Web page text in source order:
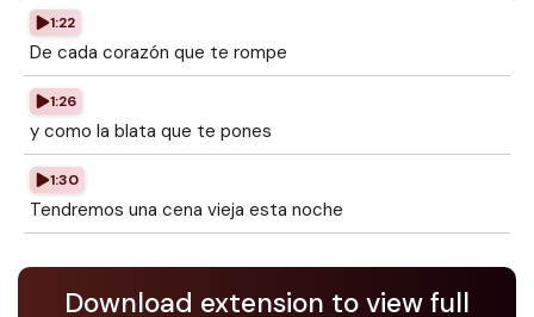
1:22
De cada corazón que te rompe
1:26
y como la blata que te pones
1:30
Tendremos una cena vieja esta noche
Download extension to view full